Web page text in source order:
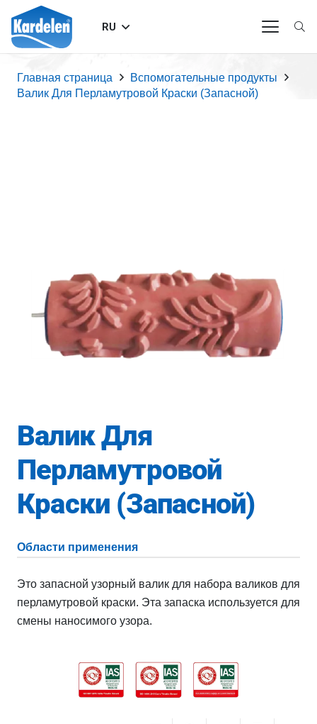
RU
Главная страница
Вспомогательные продукты
Валик Для Перламутровой Краски (Запасной)
Валик Для
Перламутровой
Краски (Запасной)
Области применения
Это запасной узорный валик для набора валиков для
перламутровой краски. Эта запаска используется для
смены наносимого узора.